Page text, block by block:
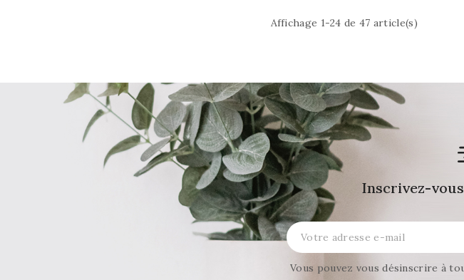
Affichage 1-24 de 47 article(s)
Inscrivez-
Vous pouvez vous désinscrire à